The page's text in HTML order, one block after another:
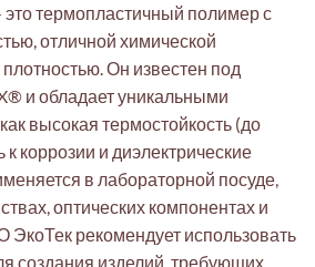
термопластичный полимер с
отличной химической
Он известен под
и обладает уникальными
высокая термостойкость (до
к коррозии и диэлектрические
в лабораторной посуде,
оптических компонентах и
ЭкоТек рекомендует использовать
создания изделий, требующих